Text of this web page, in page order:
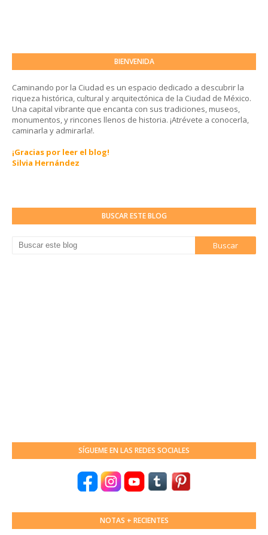
BIENVENIDA
Caminando por la Ciudad es un espacio dedicado a descubrir la
riqueza histórica, cultural y arquitectónica de la Ciudad de México.
Una capital vibrante que encanta con sus tradiciones, museos,
monumentos, y rincones llenos de historia. ¡Atrévete a conocerla,
caminarla y admirarla!.
¡Gracias por leer el blog!
Silvia Hernández
BUSCAR ESTE BLOG
SÍGUEME EN LAS REDES SOCIALES
NOTAS + RECIENTES